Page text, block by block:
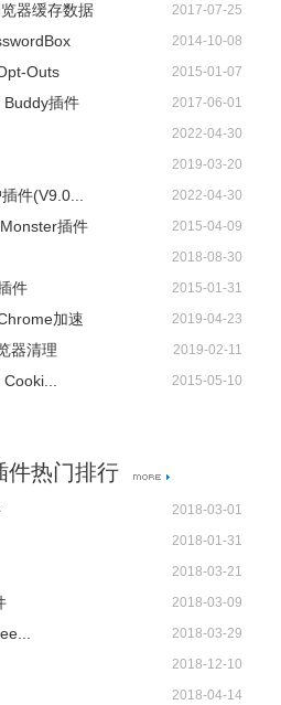
器缓存数据 2017-07-25
2014-10-08
Outs 2015-01-07
Buddy插件 2017-06-01
2022-04-30
2019-03-20
件(V9.0... 2022-04-30
插件 2015-04-09
2018-08-30
件 2015-01-31
加速 2019-04-23
器清理 2019-02-11
2015-05-10
件热门排行
2018-03-01
2018-01-31
2018-03-21
2018-03-09
2018-03-29
2018-12-10
2018-04-14